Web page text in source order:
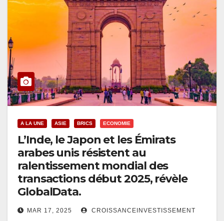
A LA UNE ASIE BRICS ECONOMIE
L’Inde, le Japon et les Émirats
arabes unis résistent au
ralentissement mondial des
transactions début 2025, révèle
GlobalData.
MAR 17, 2025 CROISSANCEINVESTISSEMENT